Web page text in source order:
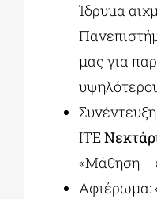
Ίδρυμα
μας για
ΙΤΕ
«Μάθηση –
Αφιέρωμα: